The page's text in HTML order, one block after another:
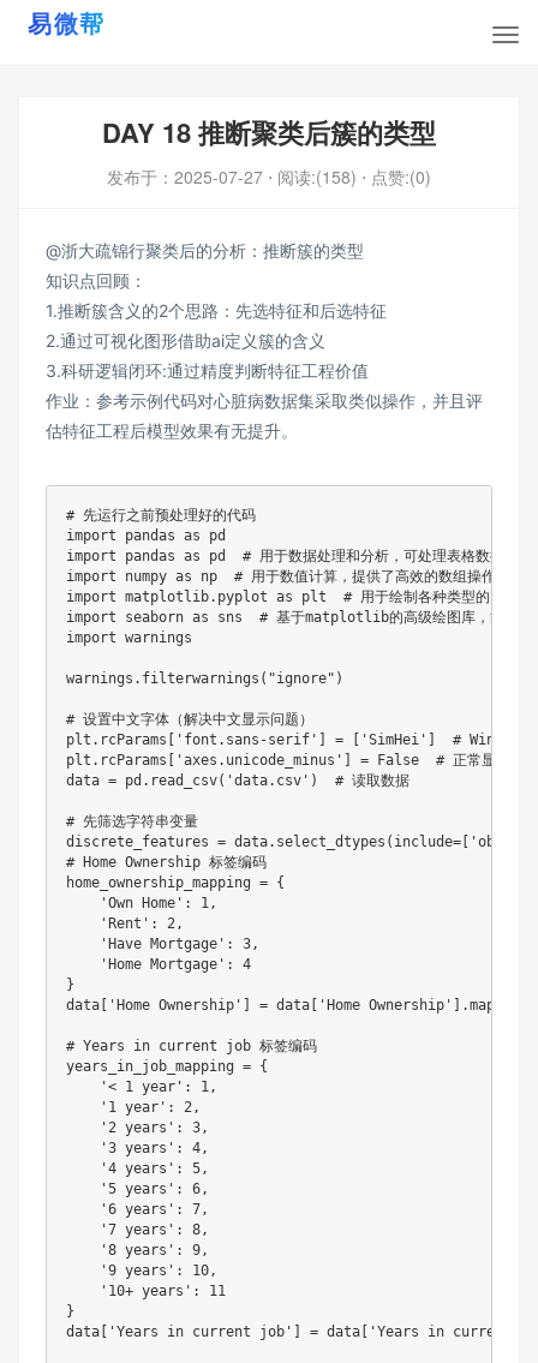
DAY 18 推断聚类后簇的类型
发布于： 2025-07-27 ⋅ 阅读:(158) ⋅ 点赞:(0)
@浙大疏锦行聚类后的分析：推断簇的类型
知识点回顾：
1.推断簇含义的2个思路：先选特征和后选特征
2.通过可视化图形借助ai定义簇的含义
3.科研逻辑闭环:通过精度判断特征工程价值
作业：参考示例代码对心脏病数据集采取类似操作，并且评
估特征工程后模型效果有无提升。
# 先运行之前预处理好的代码
import pandas as pd
import pandas as pd  # 用于数据处理和分析，可处理表格数据。
import numpy as np  # 用于数值计算，提供了高效的数组操作。
import matplotlib.pyplot as plt  # 用于绘制各种类型的图表
import seaborn as sns  # 基于matplotlib的高级绘图库，能绘制更
import warnings
warnings.filterwarnings("ignore")
# 设置中文字体（解决中文显示问题）
plt.rcParams['font.sans-serif'] = ['SimHei']  # Windows系
plt.rcParams['axes.unicode_minus'] = False  # 正常显示负号
data = pd.read_csv('data.csv')  # 读取数据
# 先筛选字符串变量
discrete_features =
# Home Ownership 标签编码
home_ownership_mapping = {
    'Own Home': 1,
    'Rent': 2,
    'Have Mortgage': 3,
    'Home Mortgage': 4
}
data['Home Ownership'] = data['Home
# Years in current job 标签编码
years_in_job_mapping = {
    '< 1 year': 1,
    '1 year': 2,
    '2 years': 3,
    '3 years': 4,
    '4 years': 5,
    '5 years': 6,
    '6 years': 7,
    '7 years': 8,
    '8 years': 9,
    '9 years': 10,
    '10+ years': 11
}
data['Years in current job'] = data['Years in current